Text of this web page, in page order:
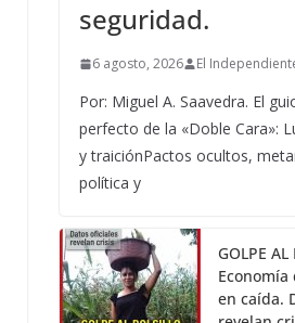
seguridad.
6 agosto, 2026 El
Por: Miguel A. Saavedra. El
perfecto de la «Doble Cara»:
y traiciónPactos ocultos,
política y
GOLPE AL
Economía
en caída.